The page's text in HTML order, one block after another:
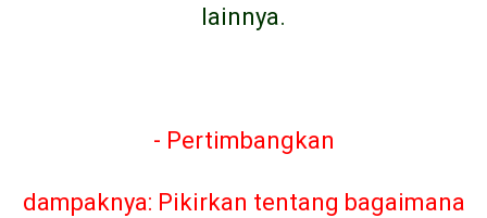
lainnya.
- Pertimbangkan
dampaknya: Pikirkan tentang bagaimana